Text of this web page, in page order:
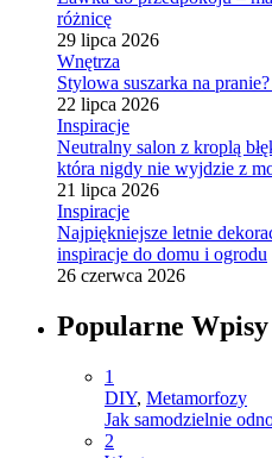
różnicę
29 lipca 2026
Wnętrza
Stylowa suszarka na
22 lipca 2026
Inspiracje
Neutralny salon z kroplą
która nigdy nie wyjdzie z
21 lipca 2026
Inspiracje
Najpiękniejsze letnie
inspiracje do domu i ogrodu
26 czerwca 2026
Popularne Wpisy
1
DIY, Metamorfozy
Jak samodzielnie
2